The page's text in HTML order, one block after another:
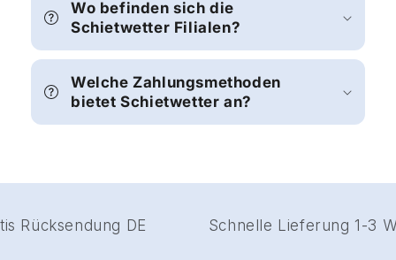
Wo befinden sich die
Schietwetter Filialen?
Welche Zahlungsmethoden
bietet Schietwetter an?
Schnelle Lieferung
Gratis Rücksendung DE